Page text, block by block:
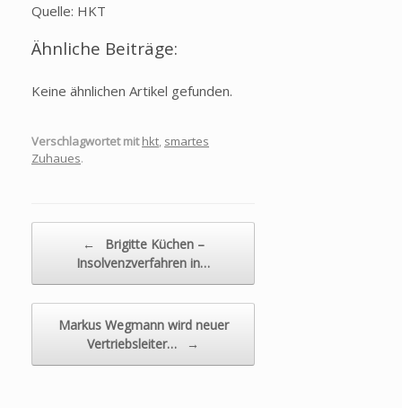
Quelle: HKT
Ähnliche Beiträge:
Keine ähnlichen Artikel gefunden.
Verschlagwortet mit hkt, smartes
Zuhaues.
←
Brigitte Küchen –
Insolvenzverfahren in…
Markus Wegmann wird neuer
Vertriebsleiter…
→